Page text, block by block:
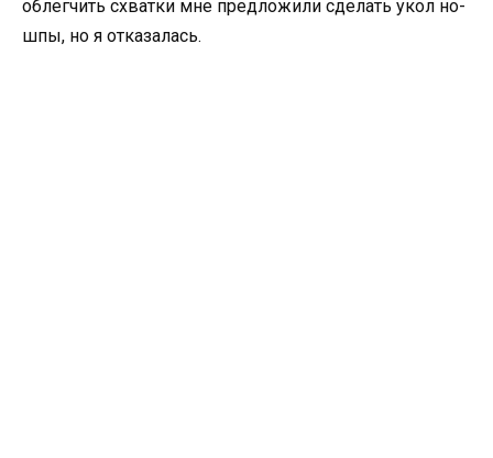
облегчить схватки мне предложили сделать укол но-
шпы, но я отказалась.